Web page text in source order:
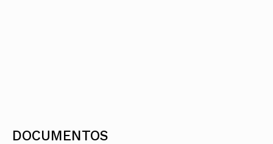
DOCUMENTOS